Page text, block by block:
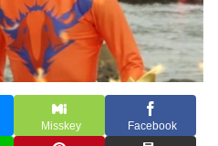
Misskey Facebook